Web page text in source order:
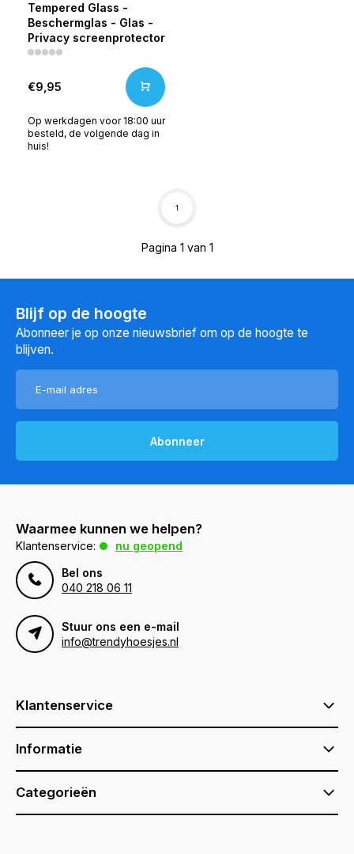
Tempered Glass -
Beschermglas - Glas -
Privacy screenprotector
€9,95
Op werkdagen voor 18:00 uur
besteld, de volgende dag in
huis!
Pagina 1 van 1
1
Blijf op de hoogte
Abonneer je op onze nieuwsbrief om op de hoogte te
blijven.
Abonneer
Waarmee kunnen we helpen?
Klantenservice:
nu geopend
Bel ons
040 218 06 11
Stuur ons een e-mail
info@trendyhoesjes.nl
Klantenservice
Informatie
Categorieën